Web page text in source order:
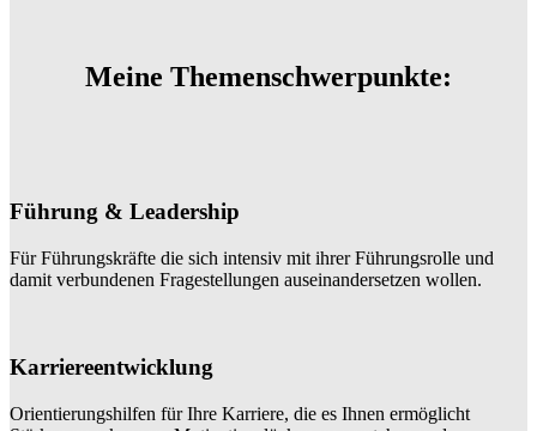
Meine Themenschwerpunkte:
Führung & Leadership
Für Führungskräfte die sich intensiv mit ihrer Führungsrolle und
damit verbundenen Fragestellungen auseinandersetzen wollen.
Karriereentwicklung
Orientierungshilfen für Ihre Karriere, die es Ihnen ermöglicht